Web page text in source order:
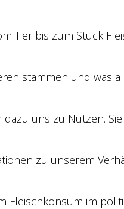
Tier bis zum Stück
stammen und was
uns zu Nutzen.
zu unserem
Fleischkonsum im